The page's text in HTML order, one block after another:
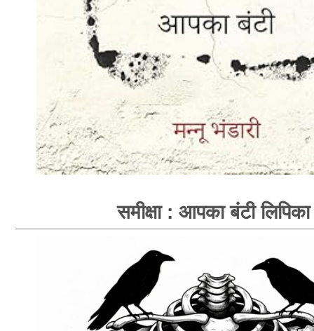
समीक्षा : आपका बंटी लिपिका